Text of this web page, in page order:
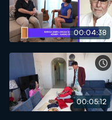
00:04:38
00:05:12